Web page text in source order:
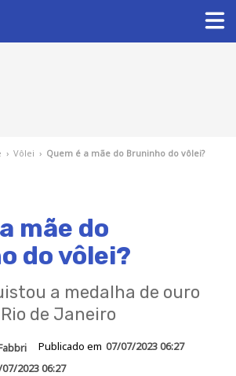
› Vôlei › Quem é a mãe do Bruninho do vôlei?
mãe do
do vôlei?
a medalha de ouro
de Janeiro
Publicado em 07/07/2023 06:27
2023 06:27